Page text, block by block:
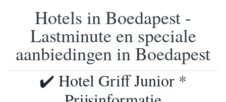
Hotels in Boedapest -
Lastminute en speciale
aanbiedingen in Boedapest
✔️ Hotel Griff Junior *